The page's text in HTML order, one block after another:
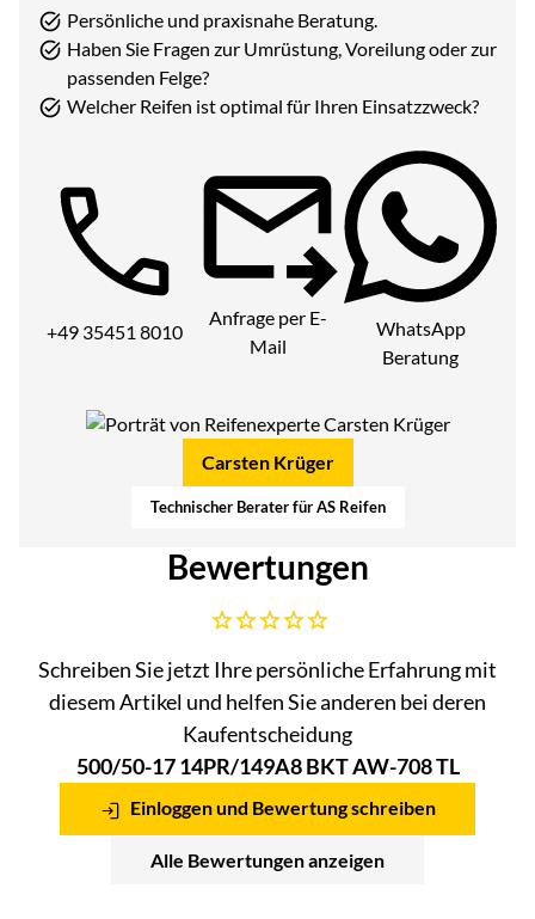
Persönliche und praxisnahe Beratung.
Haben Sie Fragen zur Umrüstung, Voreilung oder zur
passenden Felge?
Welcher Reifen ist optimal für Ihren Einsatzzweck?
Telefon:
+49 35451 8010
Anfrage per E-
Mail
WhatsApp
Beratung
Carsten Krüger
Technischer Berater für AS Reifen
Bewertungen
Noch keine Bewertungen abgegeben
Schreiben Sie jetzt Ihre persönliche Erfahrung mit
diesem Artikel und helfen Sie anderen bei deren
Kaufentscheidung
500/50-17 14PR/149A8 BKT AW-708 TL
Einloggen und Bewertung schreiben
Alle Bewertungen anzeigen